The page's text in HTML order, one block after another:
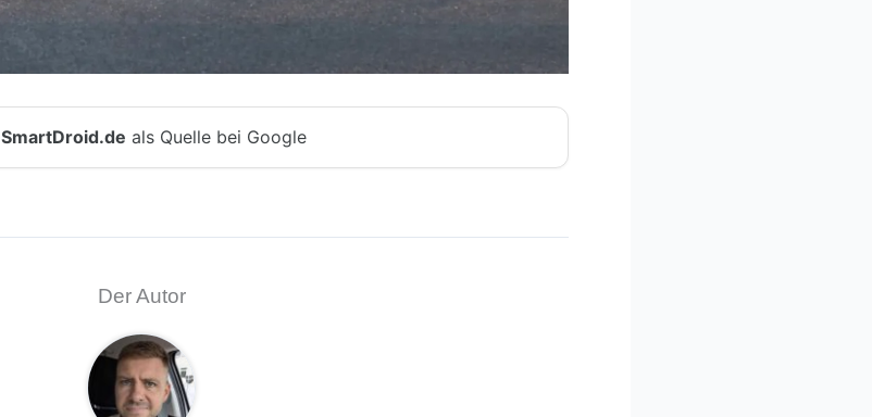
SmartDroid.de als Quelle bei Google
Der Autor